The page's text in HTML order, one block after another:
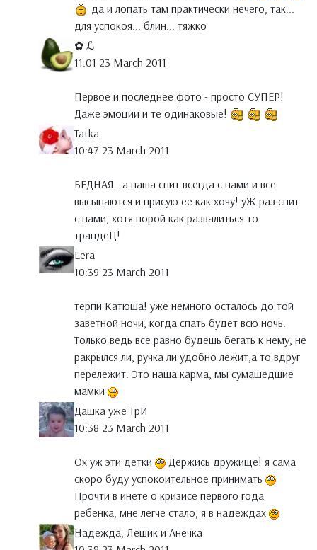
да и лопать там практически нечего, так...
для успокоя... блин... тяжко
✿ ℒ
11:01 23 March 2011
Первое и последнее фото - просто СУПЕР!
Даже эмоции и те одинаковые!
Tatka
10:47 23 March 2011
БЕДНАЯ...а наша спит всегда с нами и все
высыпаются и присую ее как хочу! уЖ раз спит
с нами, хотя порой как развалиться то
трандеЦ!
Lera
10:39 23 March 2011
терпи Катюша! уже немного осталось до той
заветной ночи, когда спать будет всю ночь.
Только ведь все равно будешь бегать к нему, не
ракрылся ли, ручка ли удобно лежит,а то вдруг
перележит. Это наша карма, мы сумашедшие
мамки
Дашка уже ТрИ
10:38 23 March 2011
Ох уж эти детки
Держись дружище! я сама
скоро буду успокоительное принимать
Прочти в инете о кризисе первого года
ребенка, мне легче стало, я в надеждах
Надежда, Лёшик и Анечка